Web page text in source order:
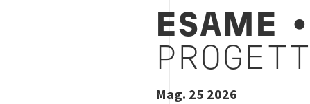
ESAME
Mag. 25 2026